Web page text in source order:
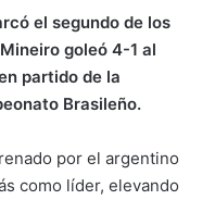
el segundo de los
goleó 4-1 al
partido de la
Brasileño.
por el argentino
como líder, elevando